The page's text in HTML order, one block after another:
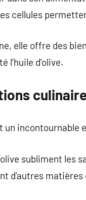
cellules
elle offre des
l’huile d’olive.
un
subliment les
d’autres matières